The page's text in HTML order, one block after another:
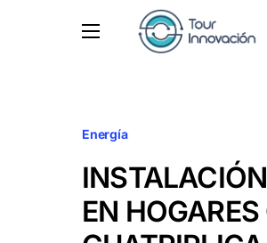
Energía
EN